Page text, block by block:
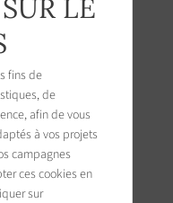
LE
fins de
de
afin de vous
à vos projets
campagnes
ces cookies en
sur